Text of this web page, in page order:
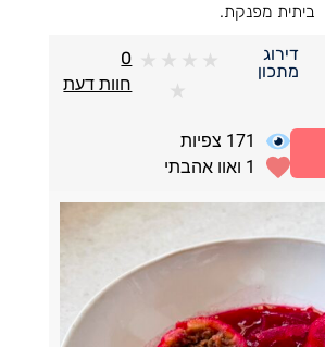
ביתית מפנקת.
דירוג
מתכון
★
★
★
★
★
0
חוות דעת
171 צפיות
1 ואוו אהבתי